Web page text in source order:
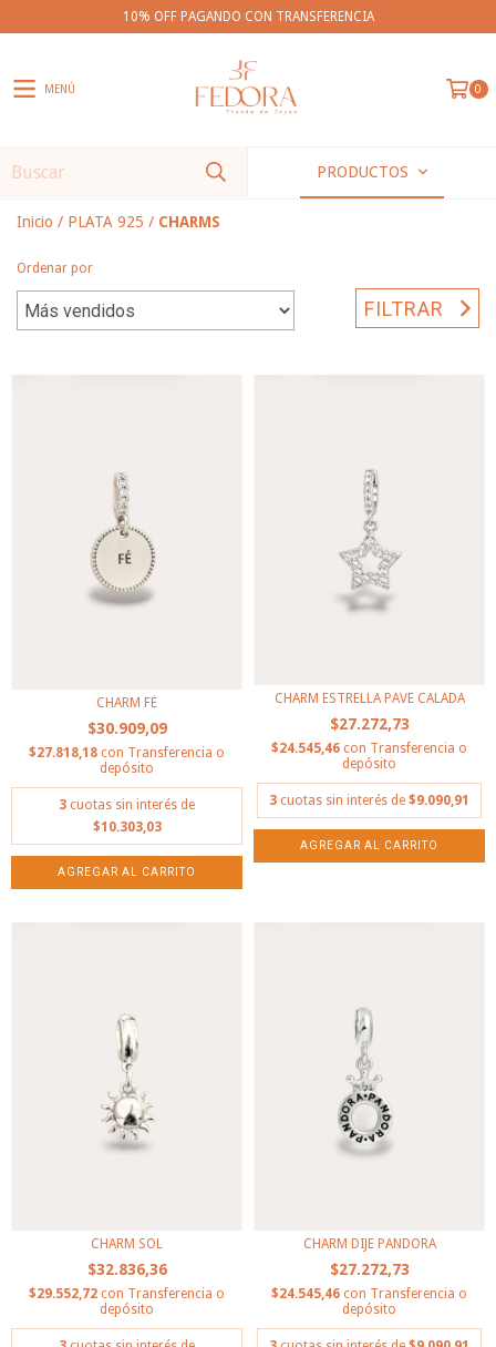
10% OFF PAGANDO CON TRANSFERENCIA
MENÚ 0
PRODUCTOS
Inicio / PLATA 925 / CHARMS
Ordenar por
FILTRAR
CHARM FÉ
$30.909,09
$27.818,18 con Transferencia o
depósito
3 cuotas sin interés de
$10.303,03
CHARM ESTRELLA PAVE CALADA
$27.272,73
$24.545,46 con Transferencia o
depósito
3 cuotas sin interés de $9.090,91
CHARM SOL
$32.836,36
$29.552,72 con Transferencia o
depósito
CHARM DIJE PANDORA
$27.272,73
$24.545,46 con Transferencia o
depósito